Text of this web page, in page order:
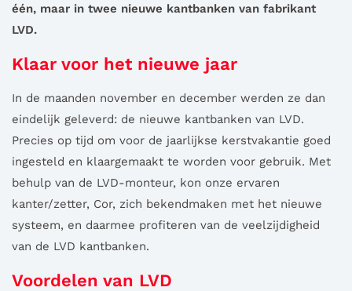
één, maar in twee nieuwe kantbanken van fabrikant
LVD.
Klaar voor het nieuwe jaar
In de maanden november en december werden ze dan
eindelijk geleverd: de nieuwe kantbanken van LVD.
Precies op tijd om voor de jaarlijkse kerstvakantie goed
ingesteld en klaargemaakt te worden voor gebruik. Met
behulp van de LVD-monteur, kon onze ervaren
kanter/zetter, Cor, zich bekendmaken met het nieuwe
systeem, en daarmee profiteren van de veelzijdigheid
van de LVD kantbanken.
Voordelen van LVD